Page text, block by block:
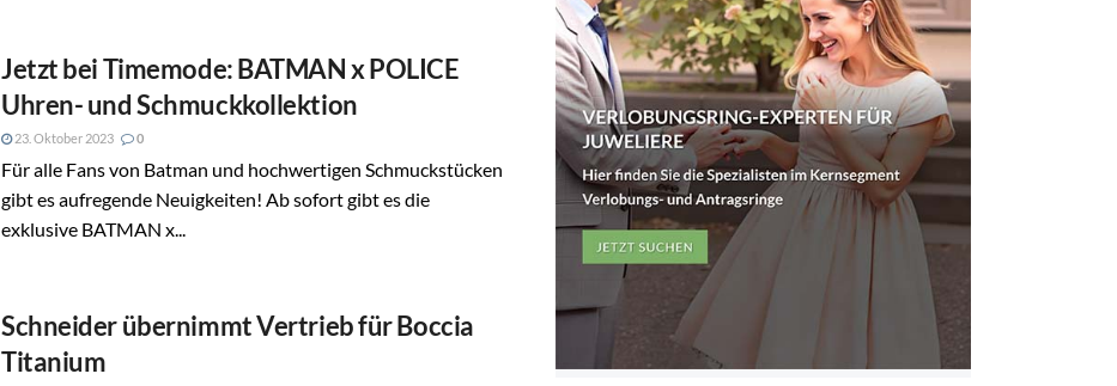
Jetzt bei Timemode: BATMAN x POLICE
Uhren- und Schmuckkollektion
23. Oktober 2023 0
Für alle Fans von Batman und hochwertigen Schmuckstücken
gibt es aufregende Neuigkeiten! Ab sofort gibt es die
exklusive BATMAN x...
Schneider übernimmt Vertrieb für Boccia
Titanium